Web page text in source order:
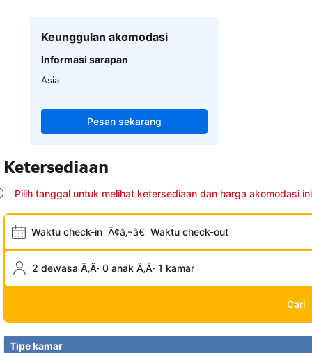
Keunggulan akomodasi
Informasi sarapan
Asia
Pesan sekarang
Ketersediaan
Pilih tanggal untuk melihat ketersediaan dan harga akomodasi ini
Waktu check-in Ã¢â‚¬â€ Waktu check-out
2 dewasa Ã‚Â· 0 anak Ã‚Â· 1 kamar
Cari
Tipe kamar